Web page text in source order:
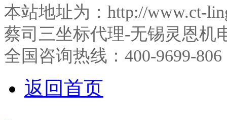
本站地址为：http://www.ct-
蔡司三坐标代理-无锡灵恩机
全国咨询热线：400-9699-806
返回首页